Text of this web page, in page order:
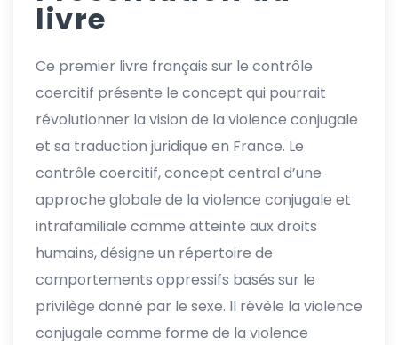
livre
Ce premier livre français sur le contrôle
coercitif présente le concept qui pourrait
révolutionner la vision de la violence conjugale
et sa traduction juridique en France. Le
contrôle coercitif, concept central d’une
approche globale de la violence conjugale et
intrafamiliale comme atteinte aux droits
humains, désigne un répertoire de
comportements oppressifs basés sur le
privilège donné par le sexe. Il révèle la violence
conjugale comme forme de la violence